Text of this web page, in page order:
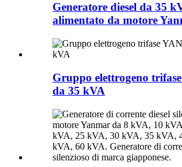
Generatore diesel da 35
alimentato da motore
Gruppo elettrogeno
da 35 kVA